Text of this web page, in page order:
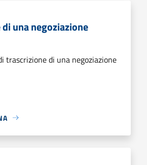
una negoziazione
trascrizione di una negoziazione